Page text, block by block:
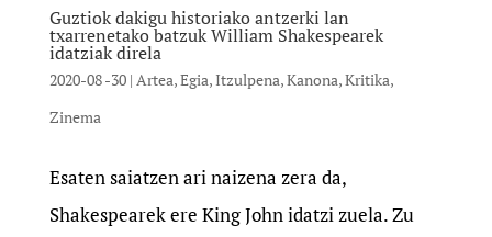
Guztiok dakigu historiako antzerki lan
txarrenetako batzuk William Shakespearek
idatziak direla
2020-08 -30| Artea,Egia,Itzulpena,Kanona,Kritika,
Zinema
Esaten saiatzen ari naizena zera da,
Shakespearek ere King John idatzi zuela. Zu